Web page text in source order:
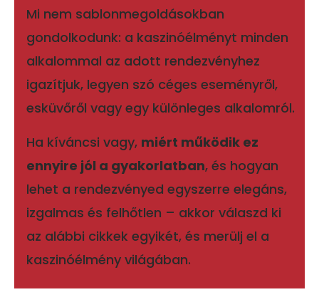
Mi nem sablonmegoldásokban
gondolkodunk: a kaszinóélményt minden
alkalommal az adott rendezvényhez
igazítjuk, legyen szó céges eseményről,
esküvőről vagy egy különleges alkalomról.
Ha kíváncsi vagy, miért működik ez
ennyire jól a gyakorlatban, és hogyan
lehet a rendezvényed egyszerre elegáns,
izgalmas és felhőtlen – akkor válaszd ki
az alábbi cikkek egyikét, és merülj el a
kaszinóélmény világában.